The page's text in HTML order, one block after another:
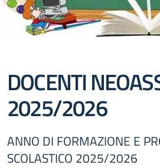
DOCENTI
2025/2026
ANNO DI FORMAZIONE E
SCOLASTICO 2025/2026